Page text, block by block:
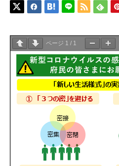
ページ 1 / 1
研修会
求人
問合せ